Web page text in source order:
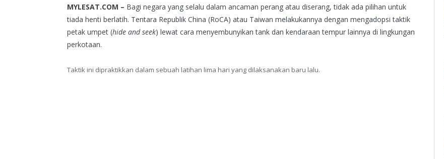
MYLESAT.COM – Bagi negara yang selalu dalam ancaman perang atau diserang, tidak ada pilihan untuk
tiada henti berlatih. Tentara Republik China (RoCA) atau Taiwan melakukannya dengan mengadopsi taktik
petak umpet (hide and seek) lewat cara menyembunyikan tank dan kendaraan tempur lainnya di lingkungan
perkotaan.
Taktik ini dipraktikkan dalam sebuah latihan lima hari yang dilaksanakan baru lalu.